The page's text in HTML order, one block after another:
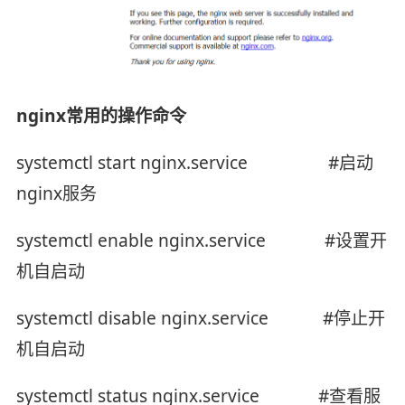
nginx常用的操作命令
systemctl start nginx.service #启动
nginx服务
systemctl enable nginx.service #设置开
机自启动
systemctl disable nginx.service #停止开
机自启动
systemctl status nginx.service #查看服